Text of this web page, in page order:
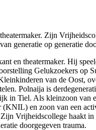
Zijn
generatie op generatie
en theatermaker. Hij
Gelukzoekers op
van de Oost,
Polnaija is
in Tiel. Als kleinzoon van
en zoon van een
Vrijheidscollege haakt in
doorgegeven trauma.